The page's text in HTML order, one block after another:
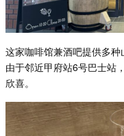
这家咖啡馆兼酒吧提供多种
由于邻近甲府站6号巴士站
欣喜。